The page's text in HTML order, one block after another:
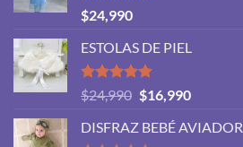
Valorado
con
de 5
$24,990
ESTOLAS DE PIEL
Valorado
con
de 5
$24,990 El
original
$16,990El
actual
DISFRAZ BEBÉ AVIADOR